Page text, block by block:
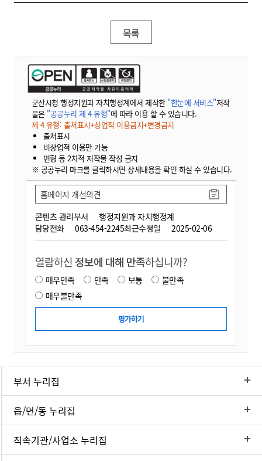
목록
군산시청 행정지원과 자치행정계에서 제작한 "한눈에 서비스"저작
물은 "공공누리 제 4 유형"에 따라 이용 할 수 있습니다.
제 4 유형: 출처표시+상업적 이용금지+변경금지
출처표시
비상업적 이용만 가능
변형 등 2차적 저작물 작성 금지
※ 공공누리 마크를 클릭하시면 상세내용을 확인 하실 수 있습니다.
콘텐츠 관리부서
행정지원과 자치행정계
담당전화
063-454-2245최근수정일 2025-02-06
홈페이지 개선의견
열람하신 정보에 대해 만족하십니까?
매우만족 만족 보통
불만족
매우불만족
부서 누리집
읍/면/동 누리집
직속기관/사업소 누리집